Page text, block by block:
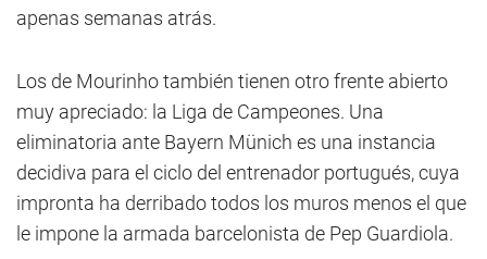
apenas semanas atrás.
Los de Mourinho también tienen otro frente abierto
muy apreciado: la Liga de Campeones. Una
eliminatoria ante Bayern Münich es una instancia
decidiva para el ciclo del entrenador portugués, cuya
impronta ha derribado todos los muros menos el que
le impone la armada barcelonista de Pep Guardiola.